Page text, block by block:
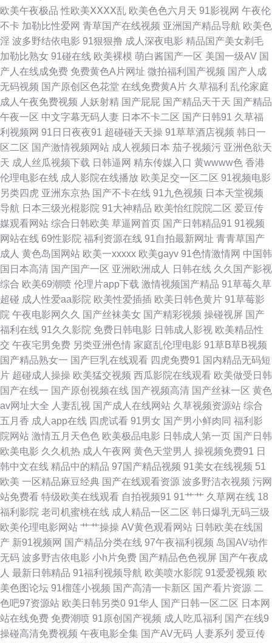
感 欧美18 欧美啪啪啪 日本韩国操逼 日韩色网wy 91国精产品 97人人搞 岛国
电影网 国产精品偷综合 户外激情露出 久草福利资源网 欧美播逼一级片 青娱
乐999 日韩性交网站 午夜伦理影院 亚洲成人网站网址 91大神 99超碰资源总
站 超碰婷婷 国产二页 国产欧美撸日韩 黄色电影链接 老司机成人福利 日韩无
码av网站 午夜福利激情 18福利视频导航 97密桃 99青青草视频 第一婷婷基
地 国产探花传媒 黄色欧美网站 久久分区操 欧美久久成年网站 三级无码日韩
亚洲啪啪网 91网络在线看 97资超碰在线 草草网址www 丁香av第一页 浮力
草草影院网址 国产精品色窝窝 激情超碰 久久豆花视频18 欧美精品乱 欧美综
合性 色资源综合色 中文字幕9在线看 91九九主播 91先生大战琪琪 aaAV成人
片 www我操欧美 国产超碰人人 精品国产伦区全集 久久人人香蕉热 免费版
91网页 欧美伊人日逼视频 日韩精品福利网址 天天干网 午夜福利影院免费 国
产性爱网 美女一级aa 人妖操伪娘 日韩有码三级 五月天海角精品 伊人东京热
蜜桃 91导航成人 AV中亚aV 东方AV成人影视 国产深福利 久久精东传媒 日本
A片色情网站 性爱欧美成人 91传媒在线观看 av网站观看 成人午夜剧场 国产
自拍色图 狼人综合伊人 欧美操bb 日韩色网址 婷婷两性网 亚洲图色16区
69av福利 91破解官网免费 超碰97综合在线 国产毛片AA 久草成人色播 另类
av性爱 欧美日韩瑟瑟 少妇自蔚 亚洲一二三 91熟女首页 ts人妖另类在线 丁香
亚洲午夜激情 日本美女黄色 亚洲97色色 91大茄子 91综合视频 超碰情趣av
韩国电影片 老师机黄色A片 日韩成人在线观看 香蕉视频污黄 91久久a av午
夜探花 成人福利导航AV 国产情侣第一页 激情综合绯色 欧美色图综合 婷婷成
人网导航 亚洲三级av 91大神调教偷偷 91专区熟女 超碰碰97资源站 福利社
欧美午夜极品 性欧美ⅩⅩⅩⅩ乱 欧美色色六月天 91影视网 午夜伦
不卡 加勒比性爱网 青草国产在线视频 亚洲国产精品导航 欧美色
淫 波多野结依电影 91狠狠撸 成人深夜电影 精品国产美女剃毛
加勒比熟女 91碰在线 欧美裸模 萌白酱国产一区 美国一级AV 国
产人在线成免费 免费黄色A片网址 微拍福利国产视频 国产人成
无码视频 国产原创区色花堂 在线免费黄A片 久草福利 乱伦家庭
成人午夜免费视频 人妖射精 国产屁屁 国产精品天干天 国产精品
午夜一区 中文字幕无码人妻 日本不卡二区 国产日韩91 久草福
利视频网 91日日夜夜91 超碰碰天天操 91草草酒店视频 韩日一
区二区 国产激情视频网站 成人视频日本 茄子视频污 亚洲色欲天
天 成人丝瓜视频下载 日韩逼网 精东传媒入口 黄wwww色 香港
伦理电影在线 成人影院在线播放 欧美足交一区二区 91视频电影
另类四虎 亚洲东京热 国产不卡在线 91九色视频 日本天堂视频
导航 日本三级光棍影院 91大神精品 欧美怡红院院二区 爱豆传
媒观看网站 综合日韩欧美 草逼网首页 国产日韩精品91 91视频
网站在线 69性影院 福利资源在线 91自拍最新网址 青青草国产
成人 黄色岛国网站 欧美一xxxxx 欧美gayv 91色情激情网 中国韩
国日本高清 国产国产一区 亚洲欧洲成人 日韩在线 久久国产影视
综合 欧美69潮喷 伦理片app下载 激情视频国产精品 91草莓久草
超碰 成人性爱aa影院 欧美性爱插插 欧美日韩色黄片 91草莓影
院 午夜电影网久久 国产丝袜美女 国产精彩视频 操碰视屏 国产
福利在线 91久久影院 免费日韩电影 日韩成人影视 欧美精品性
交 午夜宅男免费 另类亚洲色情 家庭乱伦理电影 91草B草B视频
国产精品熟女一 国产巨乳在线观看 四虎免费91 国内精品无码短
片 超碰成人操操 欧美猛交视频 西瓜影院在线观看 欧美做受日韩
国产在线一 国产原创视频在线 国产视频高清 国产丝袜一区 黄色
av网址大全 人妻乱视 国产成人在线网站 久草视频资源站 综合
五月香 成人app在线 四虎试看 91男女 国产男小鲜肉同 福利影
院网站 激情五月天色色 欧美极品电影 日韩成人第一页 国产日韩
欧美电影 久久机热 成人午夜网 黄色天堂男人 操视频免费91 日
韩中文在线 精品中的精品 97国产精品视频 91美女在线视频 51
欧美 一区精品麻豆经典 国产在线观看资源 波多野洁衣视频 污网
站免费看 特级欧美在线观看 自拍视频91 91艹艹 久草网在线 18
福利影院 老司机蜜桃在线 成人精品一区二区 韩日爆乳无码三级
欧美伦理电影网站 艹艹操操 AV黄色观看网站 日韩欧美在线国
产 新91视频网 国产精品分类在线 97午夜福利视频 岛国AV动作
无码 波多野吉依电影 小h片免费 国产精品色色视屏 国产午夜成
人 最新日韩精品 91福利视频导航 欧美喷水影院 91爱爱视频 欧
美色图论坛 91榴莲小视频 国产高清一卡新区 国产看片资源 二
色吧97资源站 欧美日韩另类0 91华人 国产日韩一区二区 日本网
站在线免费 免费潮喷 91原创国产视频 成人吃瓜福利 国产在线9
操碰高清免费视频 午夜电影全集 国产AV无码 人妻系列 爱豆传